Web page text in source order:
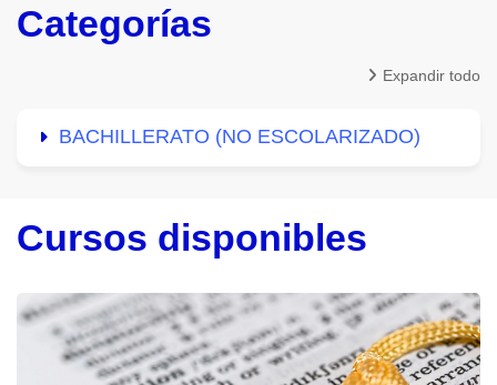
Categorías
Expandir todo
BACHILLERATO (NO ESCOLARIZADO)
Cursos disponibles